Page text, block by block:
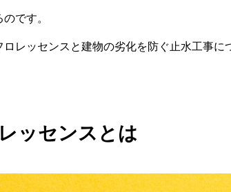
です。
レッセンスと建物の劣化を防ぐ止水工事に
ッセンスとは